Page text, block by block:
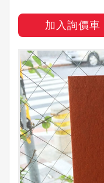
加入詢價車